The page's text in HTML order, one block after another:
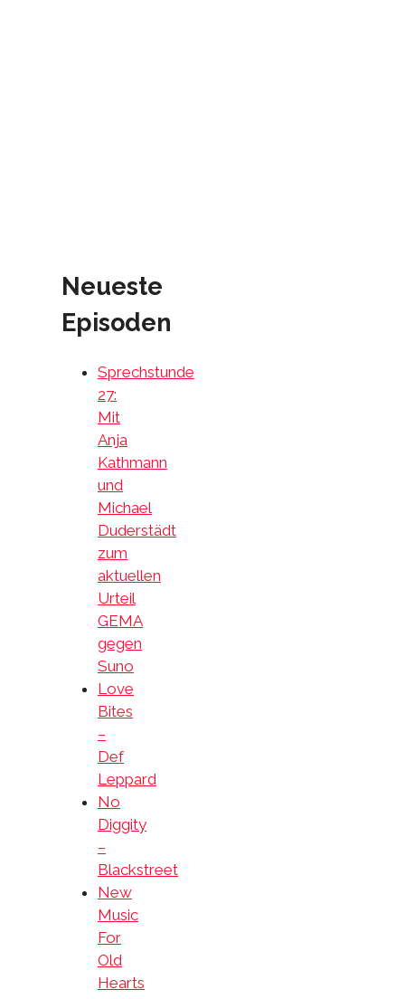
Neueste
Episoden
Sprechstunde
27:
Mit
Anja
Kathmann
und
Michael
Duderstädt
zum
aktuellen
Urteil
GEMA
gegen
Suno
Love
Bites
–
Def
Leppard
No
Diggity
–
Blackstreet
New
Music
For
Old
Hearts